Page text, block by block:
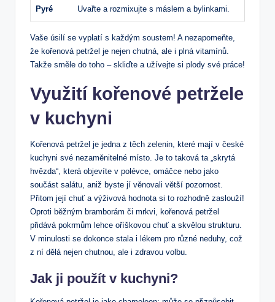
Pyré Uvařte a rozmixujte s máslem a bylinkami.
Vaše úsilí se vyplatí s každým soustem! A nezapomeňte,
že kořenová petržel je nejen chutná, ale i plná vitamínů.
Takže směle do toho – skliďte a užívejte si plody své práce!
Využití kořenové petržele
v kuchyni
Kořenová petržel je jedna z těch zelenin, které mají v české
kuchyni své nezaměnitelné místo. Je to taková ta „skrytá
hvězda“, která objevíte v polévce, omáčce nebo jako
součást salátu, aniž byste jí věnovali větší pozornost.
Přitom její chuť a výživová hodnota si to rozhodně zaslouží!
Oproti běžným bramborám či mrkvi, kořenová petržel
přidává pokrmům lehce oříškovou chuť a skvělou strukturu.
V minulosti se dokonce stala i lékem pro různé neduhy, což
z ní dělá nejen chutnou, ale i zdravou volbu.
Jak ji použít v kuchyni?